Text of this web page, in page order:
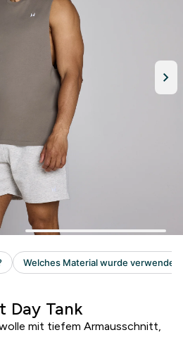
Day Tank
mit tiefem Armausschnitt,